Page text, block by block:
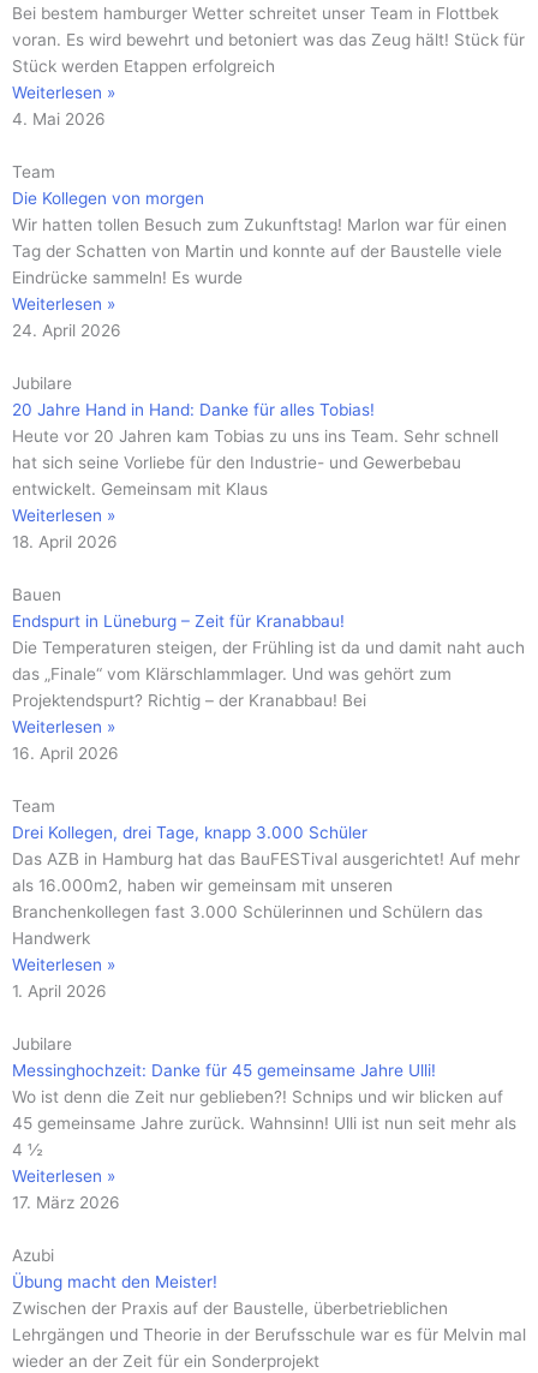
Bei bestem hamburger Wetter schreitet unser Team in Flottbek
voran. Es wird bewehrt und betoniert was das Zeug hält! Stück für
Stück werden Etappen erfolgreich
Weiterlesen »
4. Mai 2026
Team
Die Kollegen von morgen
Wir hatten tollen Besuch zum Zukunftstag! Marlon war für einen
Tag der Schatten von Martin und konnte auf der Baustelle viele
Eindrücke sammeln! Es wurde
Weiterlesen »
24. April 2026
Jubilare
20 Jahre Hand in Hand: Danke für alles Tobias!
Heute vor 20 Jahren kam Tobias zu uns ins Team. Sehr schnell
hat sich seine Vorliebe für den Industrie- und Gewerbebau
entwickelt. Gemeinsam mit Klaus
Weiterlesen »
18. April 2026
Bauen
Endspurt in Lüneburg – Zeit für Kranabbau!
Die Temperaturen steigen, der Frühling ist da und damit naht auch
das „Finale“ vom Klärschlammlager. Und was gehört zum
Projektendspurt? Richtig – der Kranabbau! Bei
Weiterlesen »
16. April 2026
Team
Drei Kollegen, drei Tage, knapp 3.000 Schüler
Das AZB in Hamburg hat das BauFESTival ausgerichtet! Auf mehr
als 16.000m2, haben wir gemeinsam mit unseren
Branchenkollegen fast 3.000 Schülerinnen und Schülern das
Handwerk
Weiterlesen »
1. April 2026
Jubilare
Messinghochzeit: Danke für 45 gemeinsame Jahre Ulli!
Wo ist denn die Zeit nur geblieben?! Schnips und wir blicken auf
45 gemeinsame Jahre zurück. Wahnsinn! Ulli ist nun seit mehr als
4 ½
Weiterlesen »
17. März 2026
Azubi
Übung macht den Meister!
Zwischen der Praxis auf der Baustelle, überbetrieblichen
Lehrgängen und Theorie in der Berufsschule war es für Melvin mal
wieder an der Zeit für ein Sonderprojekt